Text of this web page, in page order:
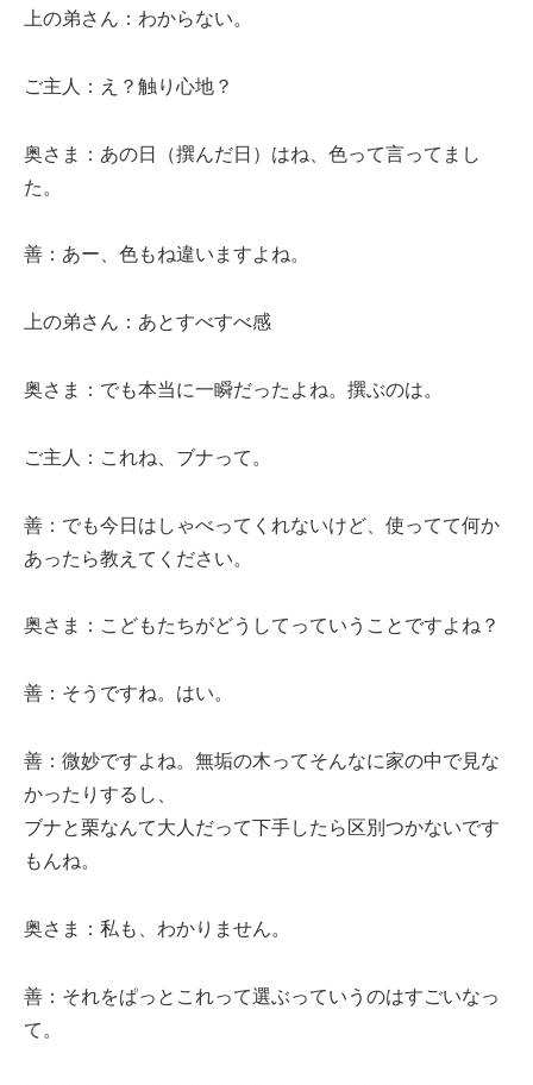
上の弟さん：わからない。
ご主人：え？触り心地？
奥さま：あの日（撰んだ日）はね、色って言ってまし
た。
善：あー、色もね違いますよね。
上の弟さん：あとすべすべ感
奥さま：でも本当に一瞬だったよね。撰ぶのは。
ご主人：これね、ブナって。
善：でも今日はしゃべってくれないけど、使ってて何か
あったら教えてください。
奥さま：こどもたちがどうしてっていうことですよね？
善：そうですね。はい。
善：微妙ですよね。無垢の木ってそんなに家の中で見な
かったりするし、
ブナと栗なんて大人だって下手したら区別つかないです
もんね。
奥さま：私も、わかりません。
善：それをぱっとこれって選ぶっていうのはすごいなっ
て。